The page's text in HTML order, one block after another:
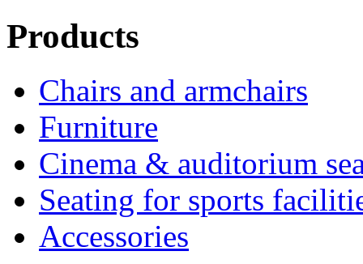
Products
Chairs and armchairs
Furniture
Cinema & auditorium
Seating for sports
Accessories